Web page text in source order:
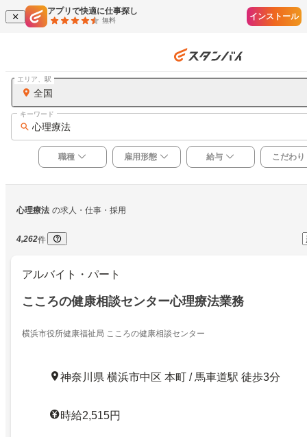
アプリで快適に仕事探し
無料 インストール
全国
エリア、駅
心理療法
キーワード
職種 雇用形態 給与 こだわり
心理療法 の求人・仕事・採用
4,262件
アルバイト・パート
こころの健康相談センター心理療法業務
横浜市役所健康福祉局 こころの健康相談センター
神奈川県 横浜市中区 本町 / 馬車道駅 徒歩3分
時給2,515円